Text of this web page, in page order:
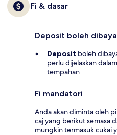
Fi & dasar
Deposit boleh
Deposit boleh
perlu dijelaskan
tempahan
Fi mandatori
Anda akan diminta oleh
caj yang berikut semasa
mungkin termasuk cukai